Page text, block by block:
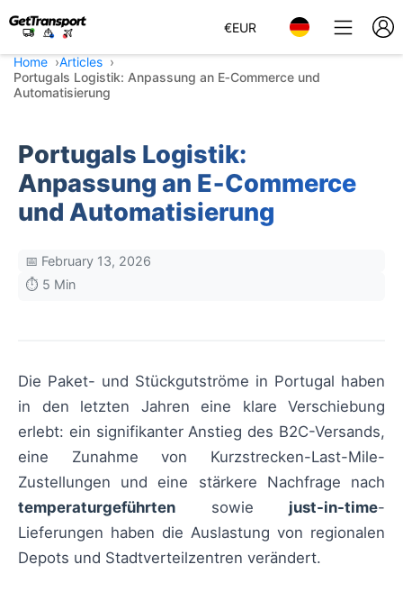
€EUR
Home
Articles
Portugals Logistik: Anpassung an E‑Commerce und
Automatisierung
Portugals Logistik:
Anpassung an E‑Commerce
und Automatisierung
📅 February 13, 2026
⏱️ 5 Min
Die Paket- und Stückgutströme in Portugal haben
in den letzten Jahren eine klare Verschiebung
erlebt: ein signifikanter Anstieg des B2C-Versands,
eine Zunahme von Kurzstrecken-Last-Mile-
Zustellungen und eine stärkere Nachfrage nach
temperaturgeführten sowie just-in-time-
Lieferungen haben die Auslastung von regionalen
Depots und Stadtverteilzentren verändert.